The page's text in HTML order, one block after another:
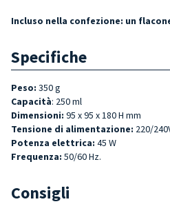
Incluso nella confezione: un
Specifiche
Peso: 350 g
Capacità: 250 ml
Dimensioni: 95 x 95 x 180 H mm
Tensione di alimentazione: 220/
Potenza elettrica: 45 W
Frequenza: 50/60 Hz.
Consigli